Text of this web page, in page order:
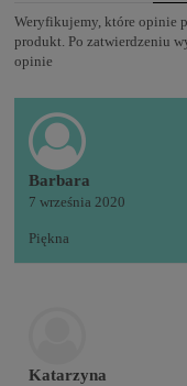
Weryfikujemy, które opinie
produkt. Po zatwierdzeniu
opinie
Barbara
7 września 2020
Piękna
Katarzyna